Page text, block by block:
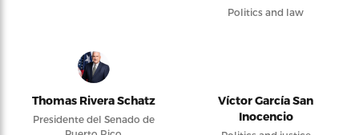
Politics and law
Thomas Rivera Schatz
Presidente del Senado de
Víctor García San
Inocencio